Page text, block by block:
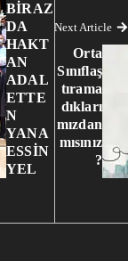
BİRAZ
DA
HAKT
AN
ADAL
ETTE
N
YANA
ESSİN
YEL
Next Article
Orta
Sınıflaş
tırama
dıkları
mızdan
mısınız
?